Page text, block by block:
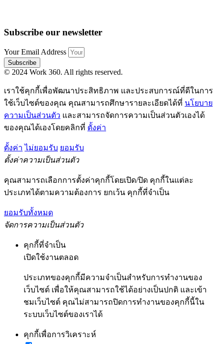
Subscribe our newsletter
Your Email Address
Subscribe
© 2024 Work 360. All rights reserved.
เราใช้คุกกี้เพื่อพัฒนาประสิทธิภาพ และประสบการณ์ที่ดีในการ
ใช้เว็บไซต์ของคุณ คุณสามารถศึกษารายละเอียดได้ที่ นโยบาย
ความเป็นส่วนตัว และสามารถจัดการความเป็นส่วนตัวเองได้
ของคุณได้เองโดยคลิกที่ ตั้งค่า
ตั้งค่า ไม่ยอมรับ ยอมรับ
ตั้งค่าความเป็นส่วนตัว
คุณสามารถเลือกการตั้งค่าคุกกี้โดยเปิด/ปิด คุกกี้ในแต่ละ
ประเภทได้ตามความต้องการ ยกเว้น คุกกี้ที่จำเป็น
ยอมรับทั้งหมด
จัดการความเป็นส่วนตัว
คุกกี้ที่จำเป็น
เปิดใช้งานตลอด
ประเภทของคุกกี้มีความจำเป็นสำหรับการทำงานของ
เว็บไซต์ เพื่อให้คุณสามารถใช้ได้อย่างเป็นปกติ และเข้า
ชมเว็บไซต์ คุณไม่สามารถปิดการทำงานของคุกกี้นี้ใน
ระบบเว็บไซต์ของเราได้
คุกกี้เพื่อการวิเคราะห์